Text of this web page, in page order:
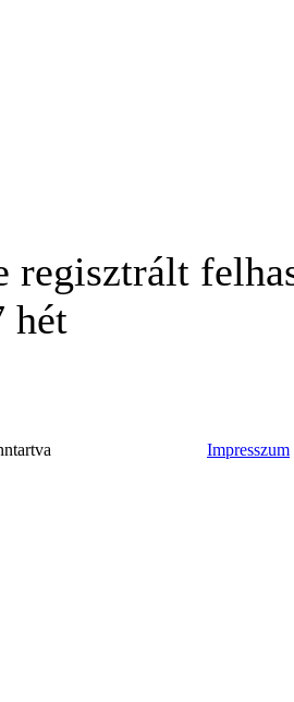
regisztrált
hét
Impresszum